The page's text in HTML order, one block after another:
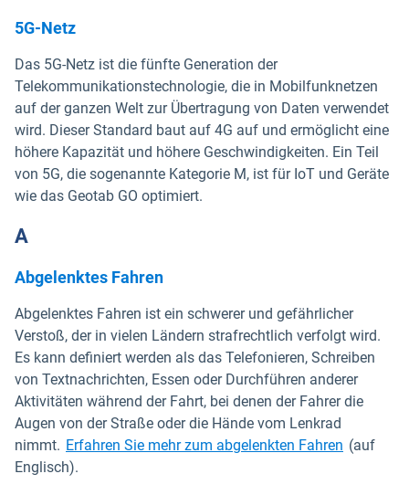
5G-Netz
Das 5G-Netz ist die fünfte Generation der
Telekommunikationstechnologie, die in Mobilfunknetzen
auf der ganzen Welt zur Übertragung von Daten verwendet
wird. Dieser Standard baut auf 4G auf und ermöglicht eine
höhere Kapazität und höhere Geschwindigkeiten. Ein Teil
von 5G, die sogenannte Kategorie M, ist für IoT und Geräte
wie das Geotab GO optimiert.
A
Abgelenktes Fahren
Abgelenktes Fahren ist ein schwerer und gefährlicher
Verstoß, der in vielen Ländern strafrechtlich verfolgt wird.
Es kann definiert werden als das Telefonieren, Schreiben
von Textnachrichten, Essen oder Durchführen anderer
Aktivitäten während der Fahrt, bei denen der Fahrer die
Augen von der Straße oder die Hände vom Lenkrad
nimmt. Erfahren Sie mehr zum abgelenkten Fahren (auf
Englisch).